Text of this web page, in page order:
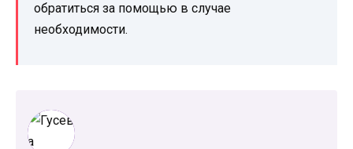
обратиться за помощью в случае
необходимости.